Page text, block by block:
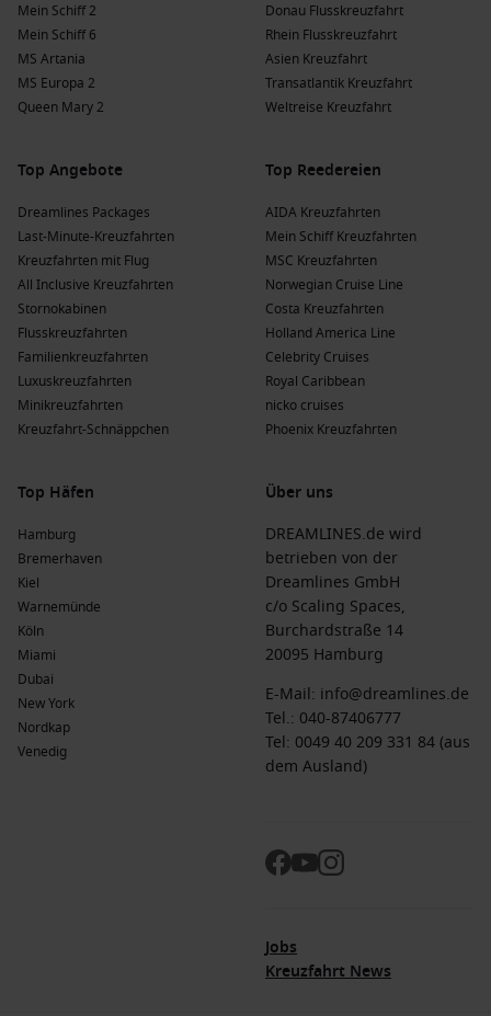
Mein Schiff 2
Mein Schiff 6
MS Artania
MS Europa 2
Queen Mary 2
Donau Flusskreuzfahrt
Rhein Flusskreuzfahrt
Asien Kreuzfahrt
Transatlantik Kreuzfahrt
Weltreise Kreuzfahrt
Top Angebote
Dreamlines Packages
Last-Minute-Kreuzfahrten
Kreuzfahrten mit Flug
All Inclusive Kreuzfahrten
Stornokabinen
Flusskreuzfahrten
Familienkreuzfahrten
Luxuskreuzfahrten
Minikreuzfahrten
Kreuzfahrt-Schnäppchen
Top Reedereien
AIDA Kreuzfahrten
Mein Schiff Kreuzfahrten
MSC Kreuzfahrten
Norwegian Cruise Line
Costa Kreuzfahrten
Holland America Line
Celebrity Cruises
Royal Caribbean
nicko cruises
Phoenix Kreuzfahrten
Top Häfen
Hamburg
Bremerhaven
Kiel
Warnemünde
Köln
Miami
Dubai
New York
Nordkap
Venedig
Über uns
DREAMLINES.de wird
betrieben von der
Dreamlines GmbH
c/o Scaling Spaces,
Burchardstraße 14
20095 Hamburg
E-Mail: info@dreamlines.de
Tel.: 040-87406777
Tel: 0049 40 209 331 84 (aus
dem Ausland)
Jobs
Kreuzfahrt News